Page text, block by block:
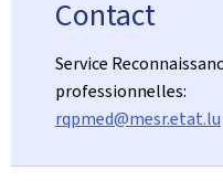
Contact
Service
professionnelles:
rqpmed@mesr.etat.lu